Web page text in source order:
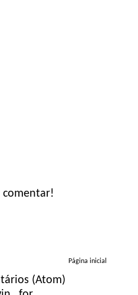
Página inicial
(Atom)